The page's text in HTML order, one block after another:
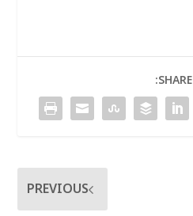
SHARE:
PREVIOUS